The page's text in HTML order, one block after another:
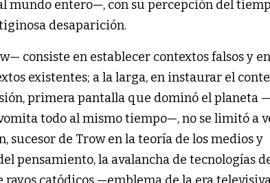
mundo entero—, con su percepción del
desaparición.
consiste en establecer contextos falsos y en
existentes; a la larga, en instaurar el
primera pantalla que dominó el planeta
todo al mismo tiempo—, no se limitó a
sucesor de Trow en la teoría de los medios y
pensamiento, la avalancha de tecnologías